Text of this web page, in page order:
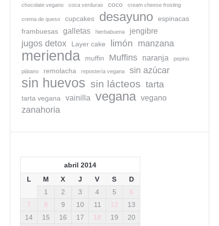
chocolate vegano coca verduras coco cream cheese frosting
crema de queso cupcakes desayuno
espinacas
frambuesas
galletas hierbabuena jengibre
jugos detox Layer cake limón manzana
merienda muffin Muffins naranja pepino
plátano remolacha repostería vegana sin azúcar
sin huevos sin lácteos tarta
tarta vegana vainilla vegana vegano
zanahoria
abril 2014
L
M X J V S
D
1
2 3 4 5
6
7
8 9 10 11 12
13
14
15 16 17 18 19 20